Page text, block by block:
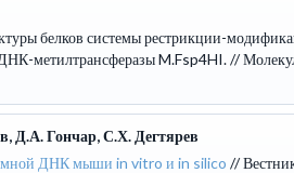
белков системы рестрикции-
метилтрансферазы M.Fsp4HI.//
Д.А. Гончар, С.Х. Дегтярев
ДНК мыши in vitro и in silico //